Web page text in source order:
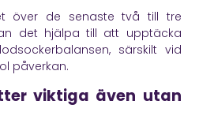
över de senaste två till tre
det hjälpa till att upptäcka
särskilt vid
påverkan.
viktiga även utan